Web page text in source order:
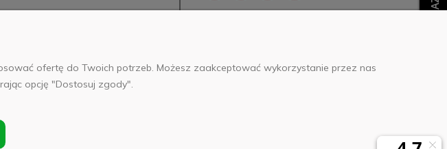
Kariera
własnością:AB FOTO Sp. z o.o.
NIP 1132646403 KRS nr 0000271999
ofertę do Twoich potrzeb. Możesz zaakceptować wykorzystanie przez nas
opcję "Dostosuj zgody".